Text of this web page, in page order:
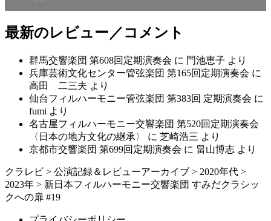
最新のレビュー／コメント
群馬交響楽団 第608回定期演奏会 に 門池恵子 より
兵庫芸術文化センター管弦楽団 第165回定期演奏会 に
高田 二三夫 より
仙台フィルハーモニー管弦楽団 第383回 定期演奏会 に
fumi より
名古屋フィルハーモニー交響楽団 第520回定期演奏会
〈日本の地方文化の継承〉
に 芝崎浩三 より
京都市交響楽団 第699回定期演奏会 に 畠山博志 より
クラレビ > 公演記録＆レビューアーカイブ > 2020年代 >
2023年 > 新日本フィルハーモニー交響楽団 すみだクラシッ
クへの扉 #19